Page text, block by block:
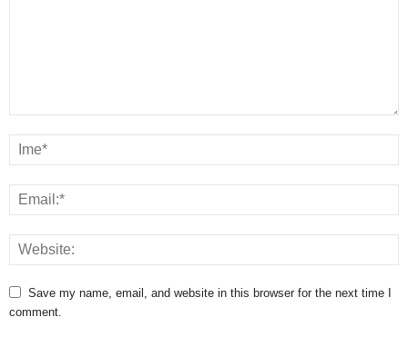
Save my name, email, and website in this browser for the next time I
comment.